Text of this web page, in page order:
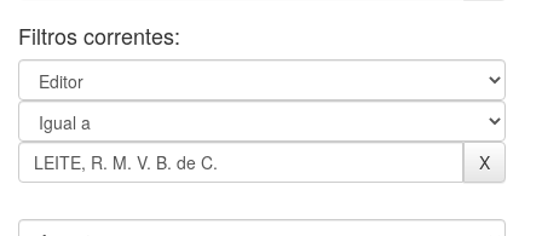
Filtros correntes: